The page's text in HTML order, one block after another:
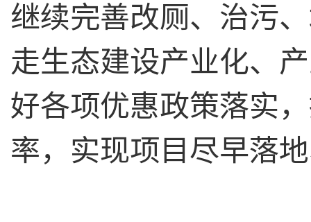
继续完善改厕、治污
走生态建设产业化、
好各项优惠政策落实
率，实现项目尽早落